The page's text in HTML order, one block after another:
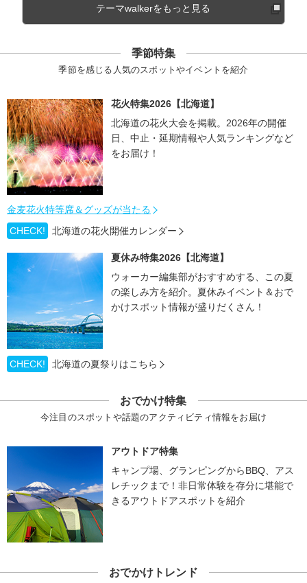
テーマwalkerをもっと見る
季節特集
季節を感じる人気のスポットやイベントを紹介
花火特集2026【北海道】
北海道の花火大会を掲載。2026年の開催
日、中止・延期情報や人気ランキングなど
をお届け！
金麦花火特等席＆グッズが当たる
CHECK!
北海道の花火開催カレンダー
夏休み特集2026【北海道】
ウォーカー編集部がおすすめする、この夏
の楽しみ方を紹介。夏休みイベント＆おで
かけスポット情報が盛りだくさん！
CHECK! 北海道の夏祭りはこちら
おでかけ特集
今注目のスポットや話題のアクティビティ情報をお届け
アウトドア特集
キャンプ場、グランピングからBBQ、アス
レチックまで！非日常体験を存分に堪能で
きるアウトドアスポットを紹介
おでかけトレンド